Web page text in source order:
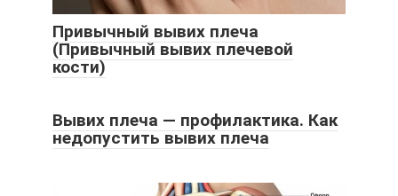
Привычный вывих плеча
(Привычный вывих плечевой
кости)
Вывих плеча — профилактика. Как
недопустить вывих плеча